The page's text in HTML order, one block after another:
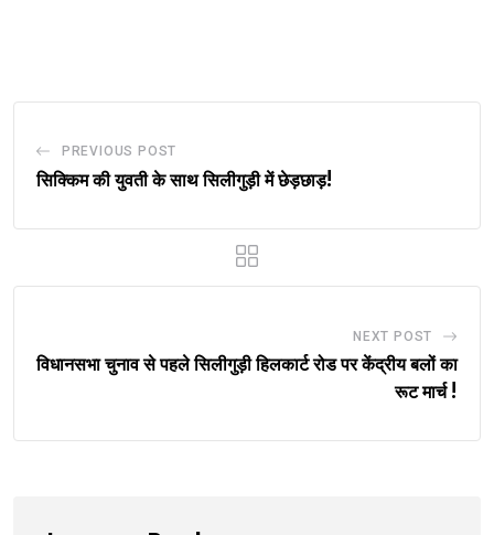
PREVIOUS POST
सिक्किम की युवती के साथ सिलीगुड़ी में छेड़छाड़!
NEXT POST
विधानसभा चुनाव से पहले सिलीगुड़ी हिलकार्ट रोड पर केंद्रीय बलों का
रूट मार्च !